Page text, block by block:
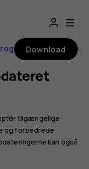
Download
tilgængelige
og forbedrede
kan også